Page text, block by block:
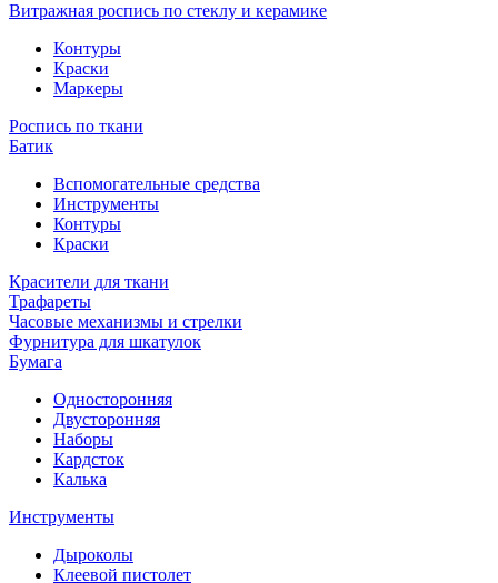
Витражная роспись по стеклу и керамике
Контуры
Краски
Маркеры
Роспись по ткани
Батик
Вспомогательные средства
Инструменты
Контуры
Краски
Красители для ткани
Трафареты
Часовые механизмы и стрелки
Фурнитура для шкатулок
Бумага
Односторонняя
Двусторонняя
Наборы
Кардсток
Калька
Инструменты
Дыроколы
Клеевой пистолет